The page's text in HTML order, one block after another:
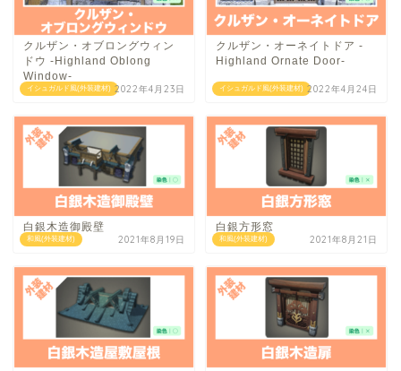
イシュガルド風(外装建材)
クルザン・オブロングウィン
ドウ -Highland Oblong
Window-
2022年4月23日 イシュガルド風(外装建材)
クルザン・オーネイトドア -
Highland Ornate Door-
2022年4月24日
和風(外装建材)
白銀木造御殿壁
2021年8月19日 和風(外装建材)
白銀方形窓
2021年8月21日